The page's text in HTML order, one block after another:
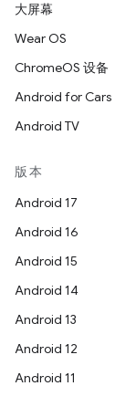
大屏幕
Wear OS
ChromeOS 设备
Android for Cars
Android TV
版本
Android 17
Android 16
Android 15
Android 14
Android 13
Android 12
Android 11